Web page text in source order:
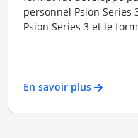
personnel Psion Series
Psion Series 3 et le
En savoir plus